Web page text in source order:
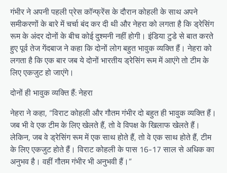
गंभीर ने अपनी पहली प्रेस कॉन्फ्रेंस के दौरान कोहली के साथ अपने
समीकरणों के बारे में चर्चा बंद कर दी थी और नेहरा को लगता है कि ड्रेसिंग
रूम के अंदर दोनों के बीच कोई दुश्मनी नहीं होगी। इंडिया टुडे से बात करते
हुए पूर्व तेज गेंदबाज ने कहा कि दोनों लोग बहुत भावुक व्यक्ति हैं। नेहरा को
लगता है कि एक बार जब ये दोनों भारतीय ड्रेसिंग रूम में आएंगे तो टीम के
लिए एकजुट हो जाएंगे।
दोनों ही भावुक व्यक्ति हैं: नेहरा
नेहरा ने कहा, “विराट कोहली और गौतम गंभीर दो बहुत ही भावुक व्यक्ति हैं।
जब भी वे एक टीम के लिए खेलते हैं, तो वे विपक्ष के खिलाफ खेलते हैं।
लेकिन, जब वे ड्रेसिंग रूम में एक साथ होते हैं, तो वे एक साथ होते हैं, टीम
के लिए एकजुट होते हैं। विराट कोहली के पास 16-17 साल से अधिक का
अनुभव है। वहीं गौतम गंभीर भी अनुभवी हैं।”